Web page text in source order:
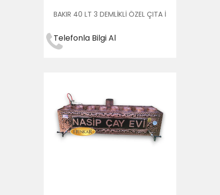
BAKIR 40 LT 3 DEMLİKLİ ÖZEL ÇITA İŞLEMELİ PLEYTLİ
Telefonla Bilgi Al